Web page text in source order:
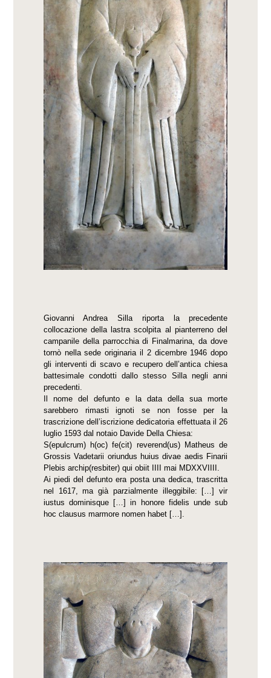
Giovanni Andrea Silla riporta la precedente
collocazione della lastra scolpita al pianterreno del
campanile della parrocchia di Finalmarina, da dove
tornò nella sede originaria il 2 dicembre 1946 dopo
gli interventi di scavo e recupero dell’antica chiesa
battesimale condotti dallo stesso Silla negli anni
precedenti.
Il nome del defunto e la data della sua morte
sarebbero rimasti ignoti se non fosse per la
trascrizione dell’iscrizione dedicatoria effettuata il 26
luglio 1593 dal notaio Davide Della Chiesa:
S(epulcrum) h(oc) fe(cit) reverend(us) Matheus de
Grossis Vadetarii oriundus huius divae aedis Finarii
Plebis archip(resbiter) qui obiit IIII mai MDXXVIIII.
Ai piedi del defunto era posta una dedica, trascritta
nel 1617, ma già parzialmente illeggibile: […] vir
iustus dominisque […] in honore fidelis unde sub
hoc clausus marmore nomen habet […].